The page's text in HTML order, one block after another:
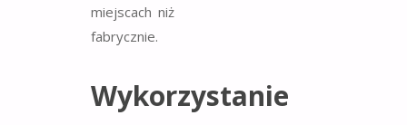
miejscach niż
fabrycznie.
Wykorzystanie